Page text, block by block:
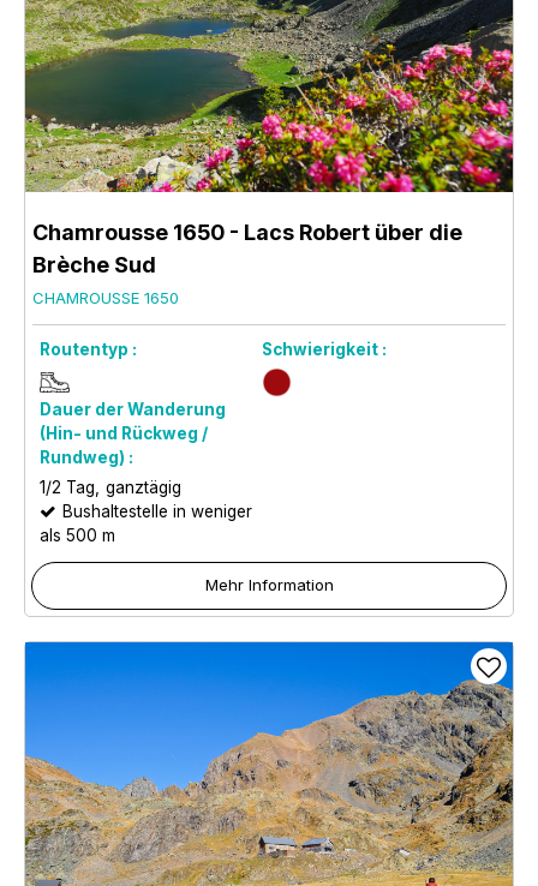
Chamrousse 1650 - Lacs Robert über die
Brèche Sud
CHAMROUSSE 1650
Routentyp : Schwierigkeit :
Dauer der Wanderung
(Hin- und Rückweg /
Rundweg) :
1/2 Tag
ganztägig
Bushaltestelle in weniger
als 500 m
Mehr Information